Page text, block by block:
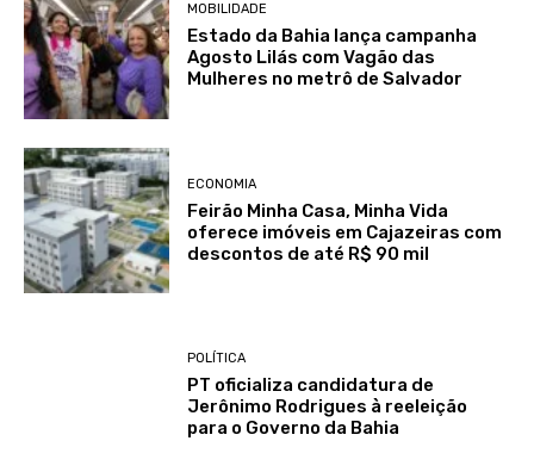
MOBILIDADE
Estado da Bahia lança campanha
Agosto Lilás com Vagão das
Mulheres no metrô de Salvador
ECONOMIA
Feirão Minha Casa, Minha Vida
oferece imóveis em Cajazeiras com
descontos de até R$ 90 mil
POLÍTICA
PT oficializa candidatura de
Jerônimo Rodrigues à reeleição
para o Governo da Bahia